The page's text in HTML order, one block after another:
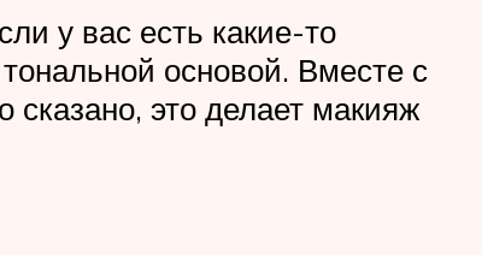
у вас есть какие-то
основой. Вместе с
это делает макияж